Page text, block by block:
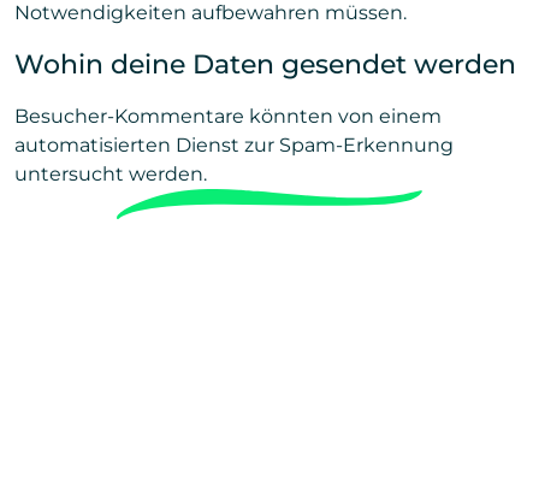
Notwendigkeiten aufbewahren müssen.
Wohin deine Daten gesendet werden
Besucher-Kommentare könnten von einem
automatisierten Dienst zur Spam-Erkennung
untersucht werden.